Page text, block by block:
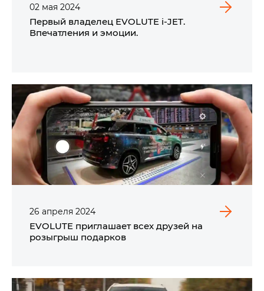
02 мая 2024
Первый владелец EVOLUTE i‑JET.
Впечатления и эмоции.
26 апреля 2024
EVOLUTE приглашает всех друзей на
розыгрыш подарков